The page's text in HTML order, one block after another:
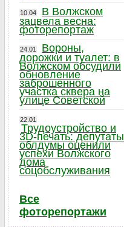
10.04
В Волжском
зацвела весна:
фоторепортаж
24.01
Вороны,
дорожки и туалет: в
Волжском обсудили
обновление
заброшенного
участка сквера на
улице Советской
22.01
Трудоустройство и
3D-печать: депутаты
облдумы оценили
успехи Волжского
дома
соцобслуживания
Все
фоторепортажи